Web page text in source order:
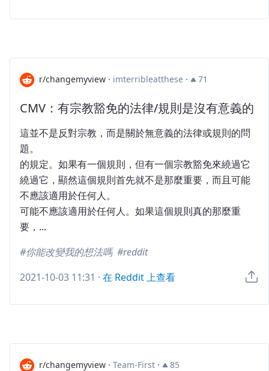
r/changemyview · imterribleatthese · 71
CMV：有宗教豁免的法律/規則是沒有意義的
這並不是反對宗教，而是關於無意義的法律或規則的問
題。
的規定。如果有一個規則，但有一個宗教豁免來繞過它
繞過它，顯然這個規則首先就不是那麼重要，而且可能
不應該適用於任何人。
可能不應該適用於任何人。如果這個規則真的那麼重
要，...
你能改變我的想法嗎
reddit
2021-10-03 11:31 · 在 Reddit 上查看
r/changemyview · Team-First · 85